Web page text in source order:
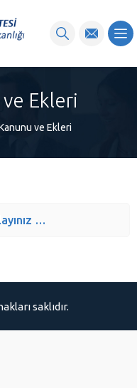
Ekleri
ve Ekleri
…
saklıdır.